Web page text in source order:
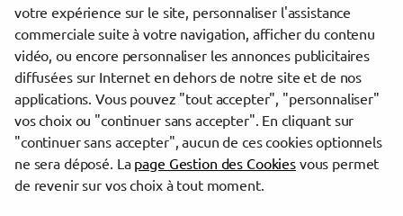
Trouver une agence Banque Populaire
Seine-Saint-Denis
Montreuil
MONTREUIL MAIRIE
evermaps ©
votre expérience sur le site, personnaliser l'assistance
commerciale suite à votre navigation, afficher du contenu
vidéo, ou encore personnaliser les annonces publicitaires
diffusées sur Internet en dehors de notre site et de nos
applications. Vous pouvez "tout accepter", "personnaliser"
vos choix ou "continuer sans accepter". En cliquant sur
"continuer sans accepter", aucun de ces cookies optionnels
ne sera déposé. La page Gestion des Cookiesvous permet
de revenir sur vos choix à tout moment.